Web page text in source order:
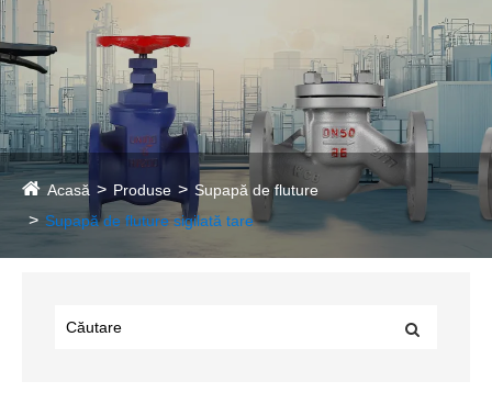
Acasă Produse
Supapă de fluture
Supapă de fluture sigilată tare